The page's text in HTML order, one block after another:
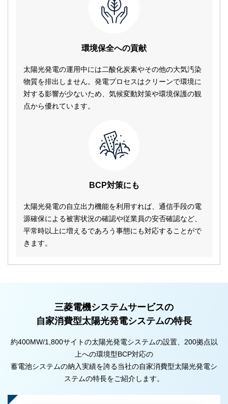
環境保全への貢献
太陽光発電の運用中には二酸化炭素やその他の大気汚染
物質を排出しません。発電プロセスはクリーンで環境に
対する影響が少ないため、気候変動対策や環境保護の観
点から優れています。
BCP対策にも
太陽光発電の自立出力機能を利用すれば、通信手段の電
源確保による被害状況の確認や従業員の安否確認など、
平常時以上に増えるであろう事態にも対応することがで
きます。
三菱電機システムサービスの
自家消費型太陽光発電システムの特長
約400MW/1,800サイトの太陽光発電システムの設置、200拠点以
上への環境型BCP対応の
蓄電池システムの納入実績を誇る当社の自家消費型太陽光発電シ
ステムの特長をご紹介します。